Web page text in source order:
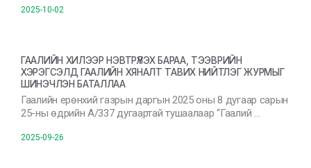
2025-10-02
ГААЛИЙН ХИЛЭЭР НЭВТРҮҮЛЭХ БАРАА, ТЭЭВРИЙН
ХЭРЭГСЭЛД ГААЛИЙН ХЯНАЛТ ТАВИХ НИЙТЛЭГ ЖУРМЫГ
ШИНЭЧЛЭН БАТАЛЛАА
Гаалийн ерөнхий газрын даргын 2025 оны 8 дугаар сарын
25-ны өдрийн А/337 дугаартай тушаалаар “Гаалий …
2025-09-26